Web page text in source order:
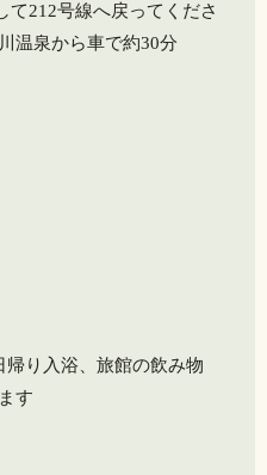
て212号線へ戻ってくださ
温泉から車で約30分
り入浴、旅館の飲み物
す